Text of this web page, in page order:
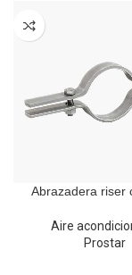
Abrazadera riser
Aire
Prostar